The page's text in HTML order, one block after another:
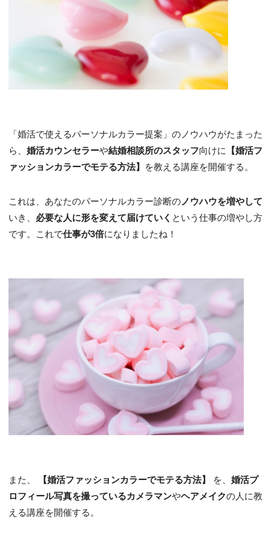
「婚活で使えるパーソナルカラー提案」のノウハウがたまった
ら、 婚活カウンセラーや結婚相談所のスタッフ向けに
【婚活フ
ァッションカラーでモテる方法】
を教える講座を開催する。
これは、あなたのパーソナルカラー診断のノウハウを増やして
いき、 必要な人に形を変えて届けていく という仕事の増やし方
です。これで仕事が3倍になりましたね！
また、 【婚活ファッションカラーでモテる方法】 を、 婚活プ
ロフィール写真を撮っているカメラマンやヘアメイクの人に教
える講座を開催する。